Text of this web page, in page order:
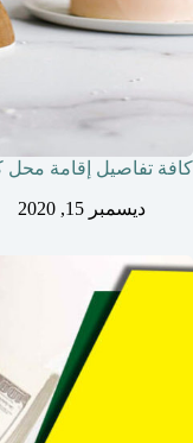
كافة تفاصيل إقامة
ديسمبر 15, 2020